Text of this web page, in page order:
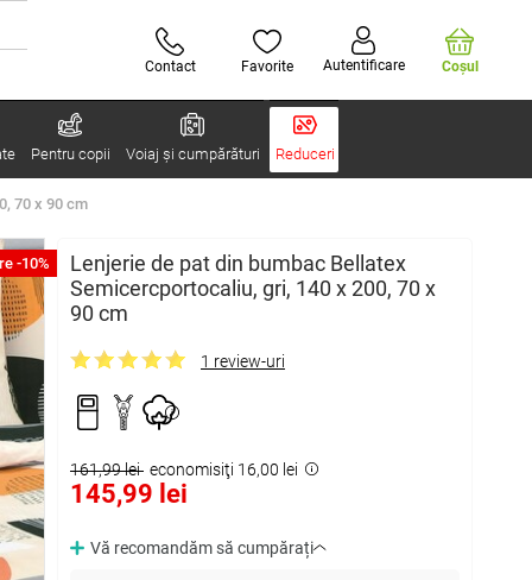
Contact Favorite Autentificare Coşul
Pentru copii Voiaj și cumpărături Reduceri
70 x 90 cm
-10%
Lenjerie de pat din bumbac Bellatex
Semicercportocaliu, gri, 140 x 200, 70 x
90 cm
1 review-uri
161,99 lei economisiţi 16,00 lei
145,99 lei
Vă recomandăm să cumpărați